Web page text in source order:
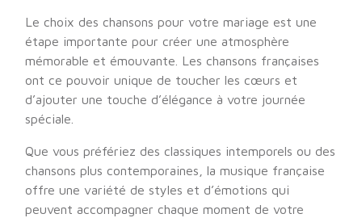
Le choix des chansons pour votre mariage est une
étape importante pour créer une atmosphère
mémorable et émouvante. Les chansons françaises
ont ce pouvoir unique de toucher les cœurs et
d’ajouter une touche d’élégance à votre journée
spéciale.
Que vous préfériez des classiques intemporels ou des
chansons plus contemporaines, la musique française
offre une variété de styles et d’émotions qui
peuvent accompagner chaque moment de votre